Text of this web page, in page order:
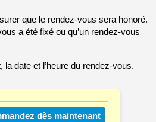
que le rendez-vous sera honoré.
a été fixé ou qu’un rendez-vous
date et l’heure du rendez-vous.
dès maintenant